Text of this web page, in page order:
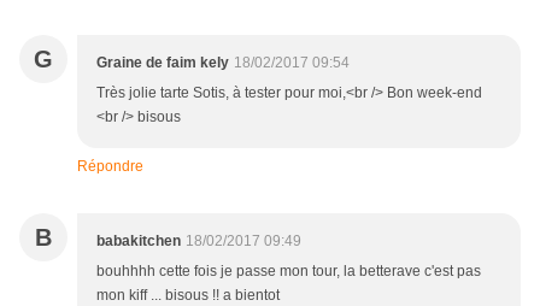
G Graine de faim kely 18/02/2017 09:54
Très jolie tarte Sotis, à tester pour moi,<br /> Bon week-end
<br /> bisous
Répondre
B babakitchen 18/02/2017 09:49
bouhhhh cette fois je passe mon tour, la betterave c'est pas
mon kiff ... bisous !! a bientot